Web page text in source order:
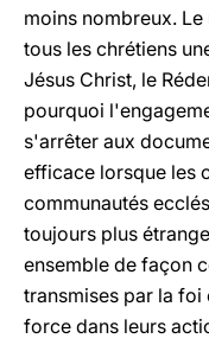
moins nombreux.
tous les chrétiens
Jésus Christ, le
pourquoi
s'arrêter aux
efficace lorsque les
communautés
toujours plus
ensemble de façon
transmises par la foi
force dans leurs